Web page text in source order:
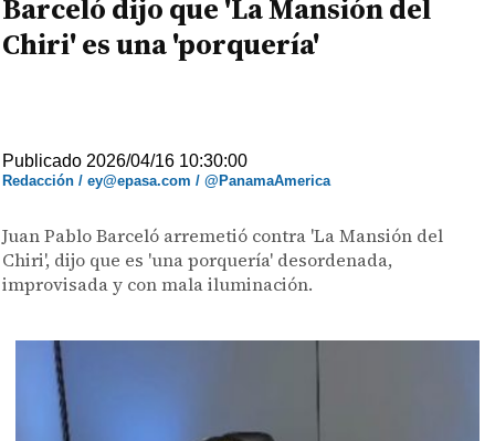
Barceló dijo que 'La Mansión del
Chiri' es una 'porquería'
Publicado 2026/04/16 10:30:00
Redacción / ey@epasa.com / @PanamaAmerica
Juan Pablo Barceló arremetió contra 'La Mansión del
Chiri', dijo que es 'una porquería' desordenada,
improvisada y con mala iluminación.